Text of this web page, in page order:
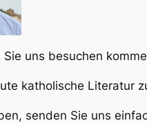
uns besuchen
katholische Literatur
senden Sie uns